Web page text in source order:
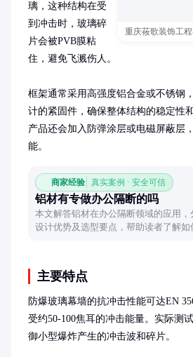
重庆莜歌装饰工程
璃，这种结构在受
到冲击时，玻璃碎
片会被PVB膜粘
住，避免飞溅伤人。
框架通常采用高强度铝合金或不锈钢
计的紧固件，确保整体结构的稳定性
产品还会加入防弹涂层或电磁屏蔽层
能。
商家经验 真实案例 · 安全可信
铝材有专做办公隔断的吗
本文解答铝材在办公隔断领域的应用，
设计优势及选型要点，帮助读者了解
主要特点
防爆玻璃幕墙的抗冲击性能可达EN
受约50-100焦耳的冲击能量。实际测
御小型爆炸产生的冲击波和碎片。